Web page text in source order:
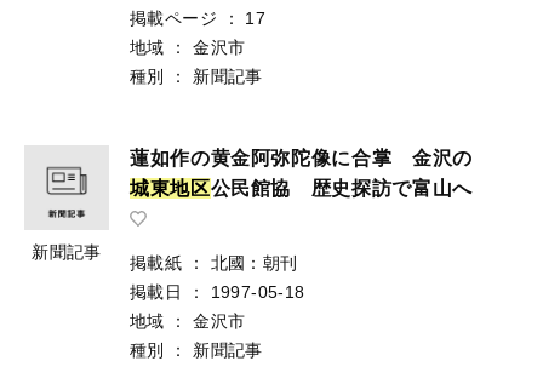
掲載ページ
：
17
地域
：
金沢市
種別
： 新聞記事
新聞記事
蓮如作の黄金阿弥陀像に合掌 金沢の
城東地区公民館協 歴史探訪で富山へ
掲載紙 ：
北國：朝刊
掲載日
：
1997-05-18
地域
：
金沢市
種別
： 新聞記事